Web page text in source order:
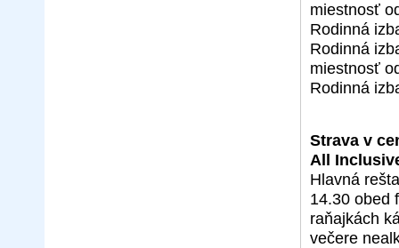
miestnosť
Rodinná
Rodinná
miestnosť
Rodinná
Strava v
All
Hlavná
14.30 obed
raňajkách
večere